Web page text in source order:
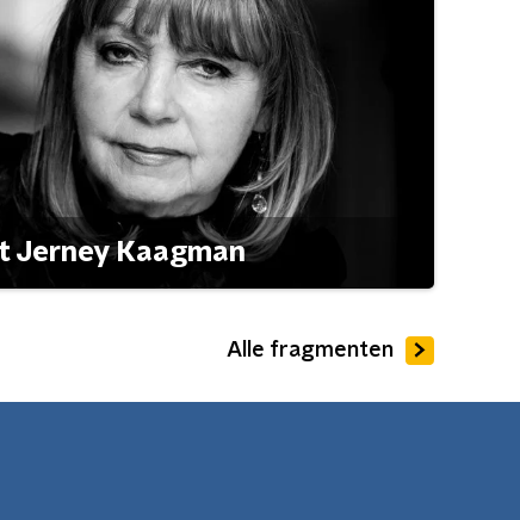
Jerney Kaagman
Alle fragmenten